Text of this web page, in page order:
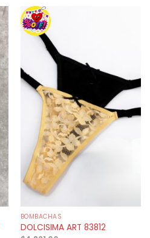
BOMBACHAS
DOLCISIMA ART 83812